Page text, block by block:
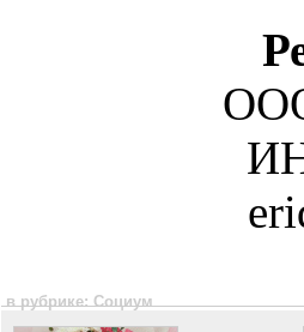
в рубрике: Социум